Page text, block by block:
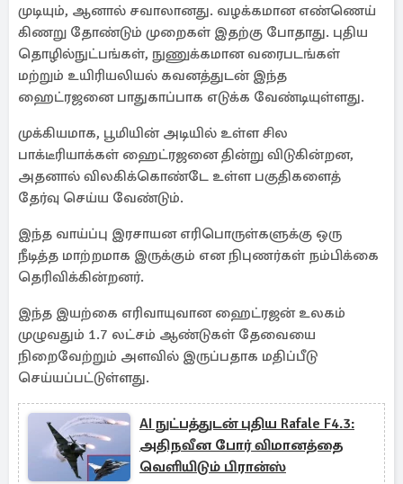
முடியும், ஆனால் சவாலானது. வழக்கமான எண்ணெய்
கிணறு தோண்டும் முறைகள் இதற்கு போதாது. புதிய
தொழில்நுட்பங்கள், நுணுக்கமான வரைபடங்கள்
மற்றும் உயிரியலியல் கவனத்துடன் இந்த
ஹைட்ரஜனை பாதுகாப்பாக எடுக்க வேண்டியுள்ளது.
முக்கியமாக, பூமியின் அடியில் உள்ள சில
பாக்டீரியாக்கள் ஹைட்ரஜனை தின்று விடுகின்றன,
அதனால் விலகிக்கொண்டே உள்ள பகுதிகளைத்
தேர்வு செய்ய வேண்டும்.
இந்த வாய்ப்பு இரசாயன எரிபொருள்களுக்கு ஒரு
நீடித்த மாற்றமாக இருக்கும் என நிபுணர்கள் நம்பிக்கை
தெரிவிக்கின்றனர்.
இந்த இயற்கை எரிவாயுவான ஹைட்ரஜன் உலகம்
முழுவதும் 1.7 லட்சம் ஆண்டுகள் தேவையை
நிறைவேற்றும் அளவில் இருப்பதாக மதிப்பீடு
செய்யப்பட்டுள்ளது.
AI நுட்பத்துடன் புதிய Rafale F4.3:
அதிநவீன போர் விமானத்தை
வெளியிடும் பிரான்ஸ்